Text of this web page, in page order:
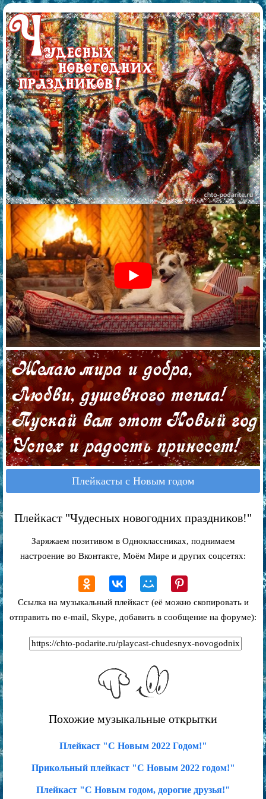
Плейкасты с Новым годом
Плейкаст "Чудесных новогодних праздников!"
Заряжаем позитивом в Одноклассниках, поднимаем
настроение во Вконтакте, Моём Мире и других соцсетях:
Ссылка на музыкальный плейкаст (её можно скопировать и
отправить по e-mail, Skype, добавить в сообщение на форуме):
Похожие музыкальные открытки
Плейкаст "С Новым 2022 Годом!"
Прикольный плейкаст "С Новым 2022 годом!"
Плейкаст "С Новым годом, дорогие друзья!"